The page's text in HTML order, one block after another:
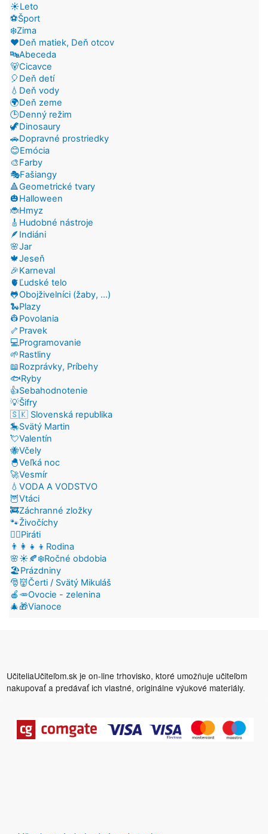
☀️Leto
⚽Šport
❄️Zima
❤️Deň matiek, Deň otcov
🔤Abeceda
🐻Cicavce
🎈Deň detí
💧Deň vody
🌍Deň zeme
🕒Denný režim
🦖Dinosaury
🚗Dopravné prostriedky
😊Emócia
🎨Farby
🎭Fašiangy
🔺Geometrické tvary
🎃Halloween
🐞Hmyz
🎸Hudobné nástroje
🪶Indiáni
🌸Jar
🍁Jeseň
🎉Karneval
🫀Ľudské telo
🐸Obojživelníci (žaby, ...)
🐍Plazy
👷Povolania
🦴Pravek
💻Programovanie
🌱Rastliny
📖Rozprávky, Príbehy
🐟Ryby
👍Sebahodnotenie
💡Šifry
🇸🇰 Slovenská republika
🎠Svätý Martin
💘Valentín
🐝Včely
🐣Veľká noc
🚀Vesmír
💧VODA A VODSTVO
🦉Vtáci
🚒Záchranné zložky
🐾Živočíchy
🏴‍☠️Piráti
👨‍👩‍👧‍👦Rodina
🌸☀️🍂❄️Ročné obdobia
🏖️Prázdniny
🎅👹Čerti / Svätý Mikuláš
🍎🥕Ovocie - zelenina
🎄🎁Vianoce
UčiteliaUčiteľom.sk je on-line trhovisko, ktoré umožňuje učiteľom
nakupovať a predávať ich vlastné, originálne výukové materiály.